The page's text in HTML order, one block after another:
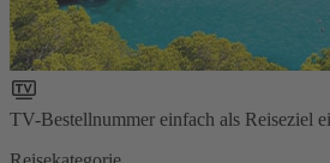
TV-Bestellnummer einfach als Reiseziel